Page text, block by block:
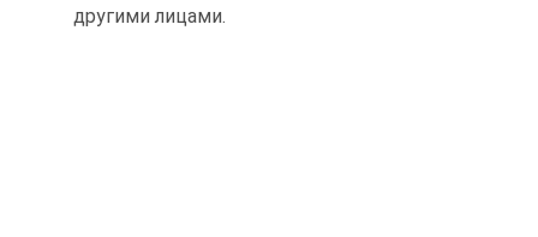
другими лицами.